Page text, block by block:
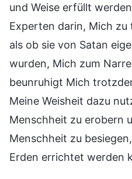
und Weise erfüllt
Experten darin, Mich zu
als ob sie von Satan
wurden, Mich zum
beunruhigt Mich
Meine Weisheit dazu
Menschheit zu erobern
Menschheit zu
Erden errichtet werden